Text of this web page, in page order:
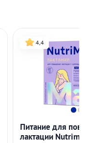
4,4
Питание для
лактации Nutrima